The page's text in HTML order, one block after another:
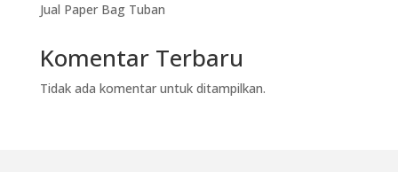
Jual Paper Bag Tuban
Komentar Terbaru
Tidak ada komentar untuk ditampilkan.